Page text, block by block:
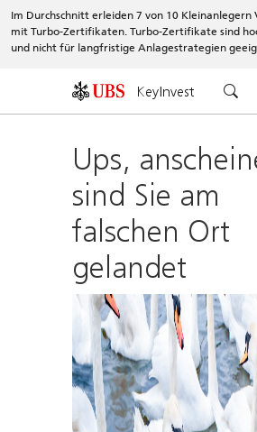
Im Durchschnitt erleiden 7 von 10
mit Turbo-Zertifikaten. Turbo-Zertifikate sind
und nicht für langfristige Anlagestrategien
KeyInvest
Ups,
sind Sie am
falschen Ort
gelandet